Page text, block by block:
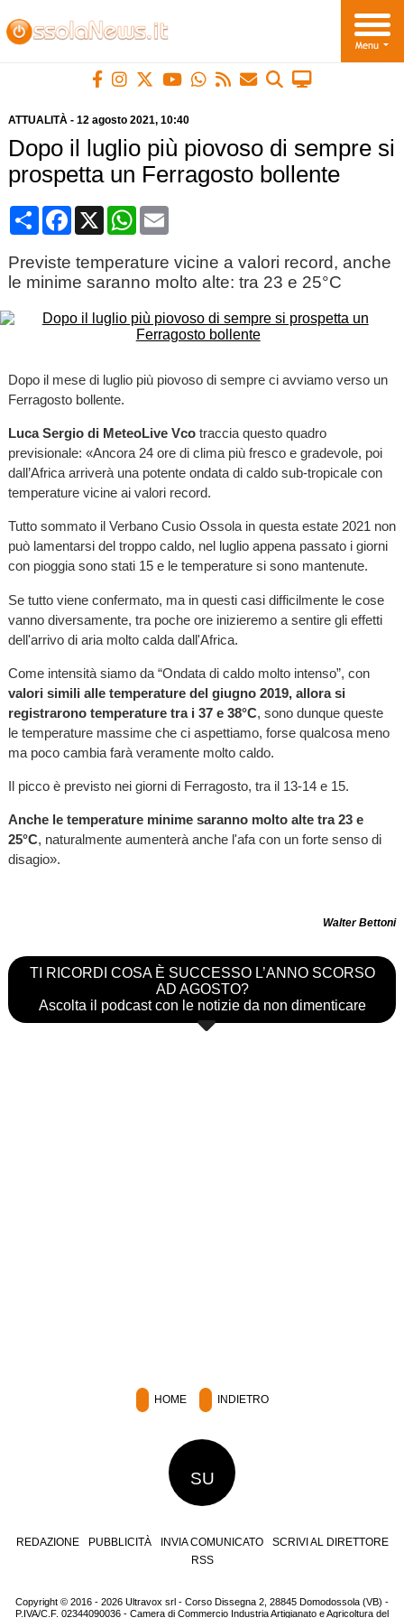
ATTUALITÀ- 12 agosto 2021, 10:40
Dopo il luglio più piovoso di sempre si
prospetta un Ferragosto bollente
CondividiFacebook
X WhatsApp
Email
Previste temperature vicine a valori record, anche
le minime saranno molto alte: tra 23 e 25°C
Dopo il mese di luglio più piovoso di sempre ci avviamo verso un
Ferragosto bollente.
Luca Sergio di MeteoLive Vcotraccia questo quadro
previsionale: «Ancora 24 ore di clima più fresco e gradevole, poi
dall’Africa arriverà una potente ondata di caldo sub-tropicale con
temperature vicine ai valori record.
Tutto sommato il Verbano Cusio Ossola in questa estate 2021 non
può lamentarsi del troppo caldo, nel luglio appena passato i giorni
con pioggia sono stati 15 e le temperature si sono mantenute.
Se tutto viene confermato, ma in questi casi difficilmente le cose
vanno diversamente, tra poche ore inizieremo a sentire gli effetti
dell'arrivo di aria molto calda dall'Africa.
Come intensità siamo da “Ondata di caldo molto intenso”, con
valori simili alle temperature del giugno 2019, allora si
registrarono temperature tra i 37 e 38°C, sono dunque queste
le temperature massime che ci aspettiamo, forse qualcosa meno
ma poco cambia farà veramente molto caldo.
Il picco è previsto nei giorni di Ferragosto, tra il 13-14 e 15.
Anche le temperature minime saranno molto alte tra 23 e
25°C, naturalmente aumenterà anche l'afa con un forte senso di
disagio».
Walter Bettoni
TI RICORDI COSA È SUCCESSO L’ANNO SCORSO
AD AGOSTO?
Ascolta il podcast con le notizie da non dimenticare
HOME INDIETRO
SU
REDAZIONE PUBBLICITÀ INVIA COMUNICATO
SCRIVI AL DIRETTORE
RSS
Copyright © 2016 - 2026 Ultravox srl - Corso Dissegna 2, 28845 Domodossola (VB) -
P.IVA/C.F. 02344090036 - Camera di Commercio Industria Artigianato e Agricoltura del